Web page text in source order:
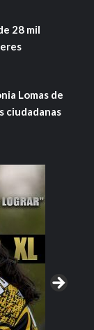
28 mil
Lomas de
ciudadanas